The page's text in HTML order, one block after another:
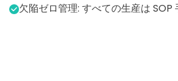
欠陥ゼロ管理: すべての生産は SOP